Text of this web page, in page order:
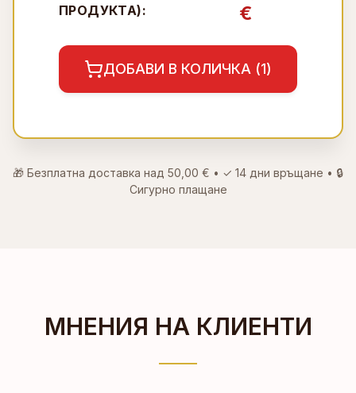
ПРОДУКТА):
€
ДОБАВИ В КОЛИЧКА (1)
🎁 Безплатна доставка над 50,00 € • ✓ 14 дни връщане • 🔒
Сигурно плащане
МНЕНИЯ НА КЛИЕНТИ